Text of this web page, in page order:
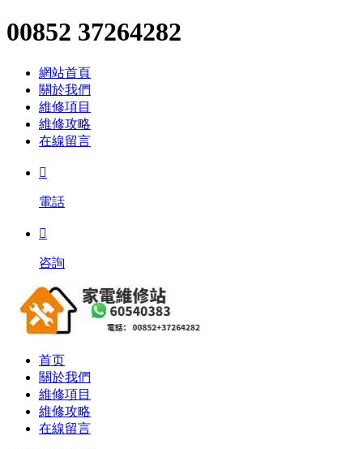
00852 37264282
網站首頁
關於我們
維修項目
維修攻略
在線留言

電話

咨詢
首页
關於我們
維修項目
維修攻略
在線留言